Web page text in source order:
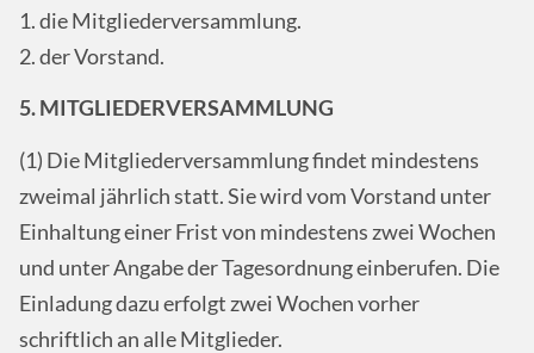
1. die Mitgliederversammlung.
2. der Vorstand.
5. MITGLIEDERVERSAMMLUNG
(1) Die Mitgliederversammlung findet mindestens
zweimal jährlich statt. Sie wird vom Vorstand unter
Einhaltung einer Frist von mindestens zwei Wochen
und unter Angabe der Tagesordnung einberufen. Die
Einladung dazu erfolgt zwei Wochen vorher
schriftlich an alle Mitglieder.